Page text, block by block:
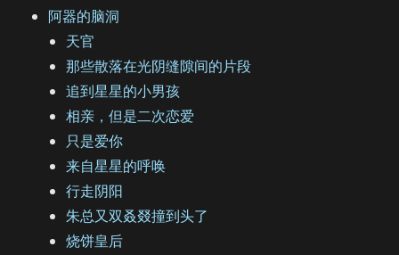
阿器的脑洞
天官
那些散落在光阴缝隙间的片段
追到星星的小男孩
相亲，但是二次恋爱
只是爱你
来自星星的呼唤
行走阴阳
朱总又双叒叕撞到头了
烧饼皇后